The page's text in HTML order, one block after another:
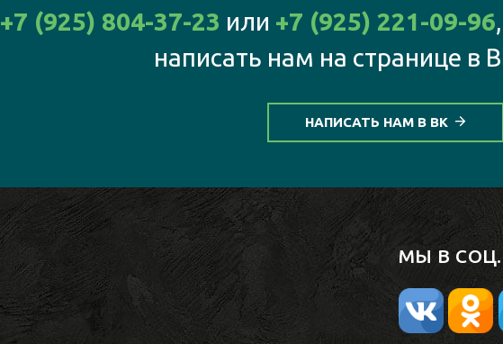
+7 (925) 804-37-23 или +7 (925) 221-09-96
написать нам на странице в
НАПИСАТЬ НАМ В ВК
МЫ В СОЦ.